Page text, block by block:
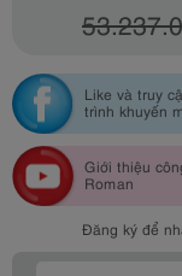
Like và truy
trình khuyến
Giới thiệu
Roman
Đăng ký để